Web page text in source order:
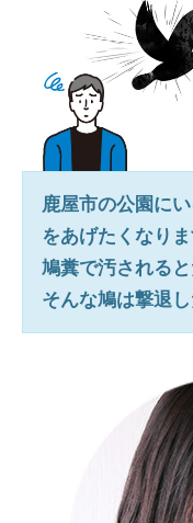
鹿屋市の公園に
をあげたくなり
鳩糞で汚される
そんな鳩は撃退